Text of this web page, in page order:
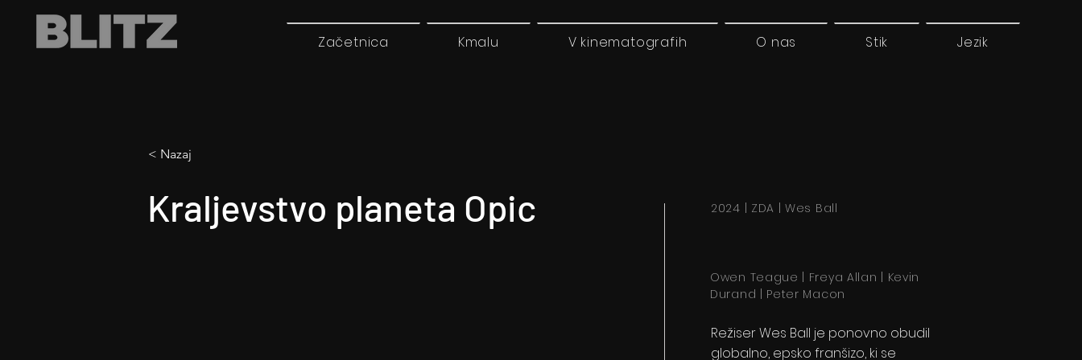
Začetnica Kmalu V kinematografih O nas Stik Jezik
< Nazaj
Kraljevstvo planeta Opic 2024 | ZDA | Wes Ball
Owen Teague | Freya Allan | Kevin
Durand | Peter Macon
Režiser Wes Ball je ponovno obudil
globalno, epsko franšizo, ki se